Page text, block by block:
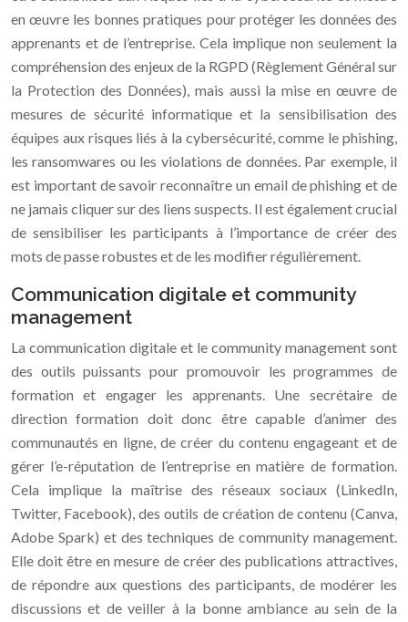
en œuvre les bonnes pratiques pour protéger les données des
apprenants et de l’entreprise. Cela implique non seulement la
compréhension des enjeux de la RGPD (Règlement Général sur
la Protection des Données), mais aussi la mise en œuvre de
mesures de sécurité informatique et la sensibilisation des
équipes aux risques liés à la cybersécurité, comme le phishing,
les ransomwares ou les violations de données. Par exemple, il
est important de savoir reconnaître un email de phishing et de
ne jamais cliquer sur des liens suspects. Il est également crucial
de sensibiliser les participants à l’importance de créer des
mots de passe robustes et de les modifier régulièrement.
Communication digitale et community
management
La communication digitale et le community management sont
des outils puissants pour promouvoir les programmes de
formation et engager les apprenants. Une secrétaire de
direction formation doit donc être capable d’animer des
communautés en ligne, de créer du contenu engageant et de
gérer l’e-réputation de l’entreprise en matière de formation.
Cela implique la maîtrise des réseaux sociaux (LinkedIn,
Twitter, Facebook), des outils de création de contenu (Canva,
Adobe Spark) et des techniques de community management.
Elle doit être en mesure de créer des publications attractives,
de répondre aux questions des participants, de modérer les
discussions et de veiller à la bonne ambiance au sein de la